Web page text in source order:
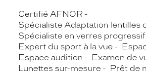
Certifié AFNOR
Spécialiste Adaptation lentilles
Spécialiste en verres
Expert du sport à la vue
Espace audition
Examen de
Lunettes sur-mesure
Prêt de